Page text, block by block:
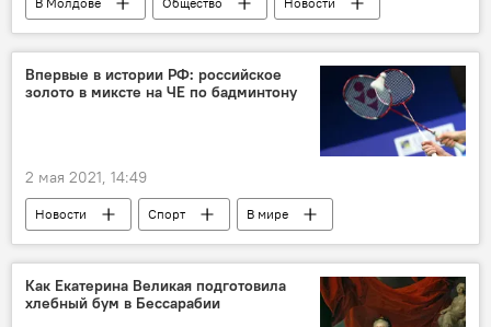
Коронавирус
Впервые в истории РФ: российское
золото в миксте на ЧЕ по бадминтону
2 мая 2021, 14:49
Новости Спорт
В мире
Россия
Как Екатерина Великая подготовила
хлебный бум в Бессарабии